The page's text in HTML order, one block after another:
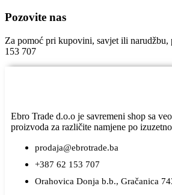
Pozovite nas
Za pomoć pri kupovini, savjet ili narudžbu,
153 707
Ebro Trade d.o.o je savremeni shop sa
proizvoda za različite namjene po
prodaja@ebrotrade.ba
+387 62 153 707
Orahovica Donja b.b., Gračanica